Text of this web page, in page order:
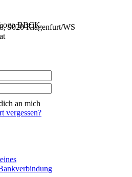
9020 Klagenfurt/WS
an mich
vergessen?